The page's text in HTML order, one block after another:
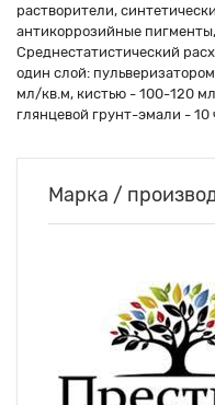
растворители,
антикоррозийные
Среднестатистический
один слой:
мл/кв.м, кистью - 100-120
глянцевой грунт-эмали - 10
Марка /